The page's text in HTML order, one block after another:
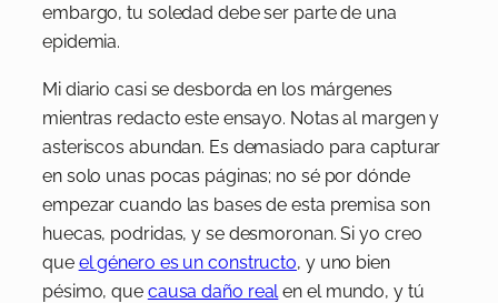
embargo, tu soledad debe ser parte de una
epidemia.
Mi diario casi se desborda en los márgenes
mientras redacto este ensayo. Notas al margen y
asteriscos abundan. Es demasiado para capturar
en solo unas pocas páginas; no sé por dónde
empezar cuando las bases de esta premisa son
huecas, podridas, y se desmoronan. Si yo creo
que el género es un constructo, y uno bien
pésimo, que causa daño real en el mundo, y tú